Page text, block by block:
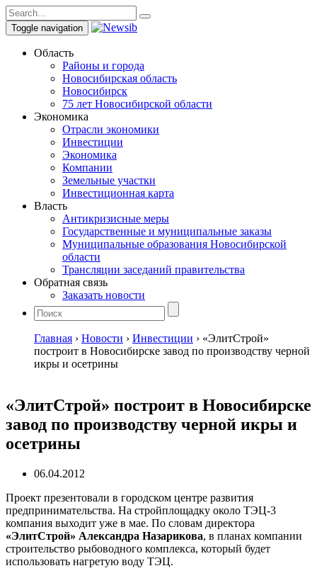
Toggle navigation
Область
Районы и города
Новосибирская область
Новосибирск
75 лет Новосибирской области
Экономика
Отрасли экономики
Инвестиции
Экономика
Компании
Земельные участки
Инвестиционная карта
Власть
Антикризисные меры
Государственные и муниципальные заказы
Муниципальные образования Новосибирской
области
Трансляции заседаний правительства
Обратная связь
Заказать новости
Главная › Новости › Инвестиции › «ЭлитСтрой»
построит в Новосибирске завод по производству черной
икры и осетрины
«ЭлитСтрой» построит в Новосибирске
завод по производству черной икры и
осетрины
06.04.2012
Проект презентовали в городском центре развития
предпринимательства. На стройплощадку около ТЭЦ-3
компания выходит уже в мае. По словам директора
«ЭлитСтрой» Александра Назарикова, в планах компании
строительство рыбоводного комплекса, который будет
использовать нагретую воду ТЭЦ.